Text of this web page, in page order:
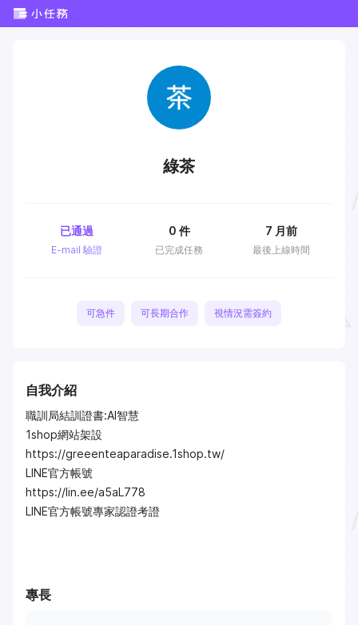
綠茶
E-mail 驗證
已通過
已完成任務
0 件
最後上線時間
7 月前
可急件 可長期合作 視情況需簽約
自我介紹
職訓局結訓證書:AI智慧
1shop網站架設
https://greeenteaparadise.1shop.tw/
LINE官方帳號
https://lin.ee/a5aL778
LINE官方帳號專家認證考證
專長